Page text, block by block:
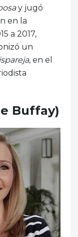
y jugó
en la
a 2017,
un
, en el
Buffay)